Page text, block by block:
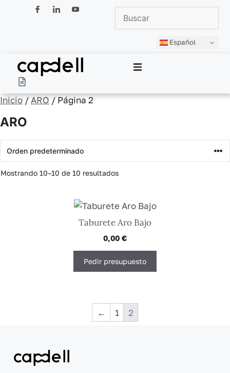
Español
Diseñadores
Profesionales
Contacto
Inicio/ARO/ Página 2
ARO
Mostrando 10–10 de 10 resultados
Taburete Aro Bajo
0,00 €
Pedir presupuesto
← 1 2